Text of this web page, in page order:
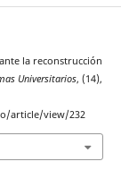
la reconstrucción
Universitarios, (14),
article/view/232